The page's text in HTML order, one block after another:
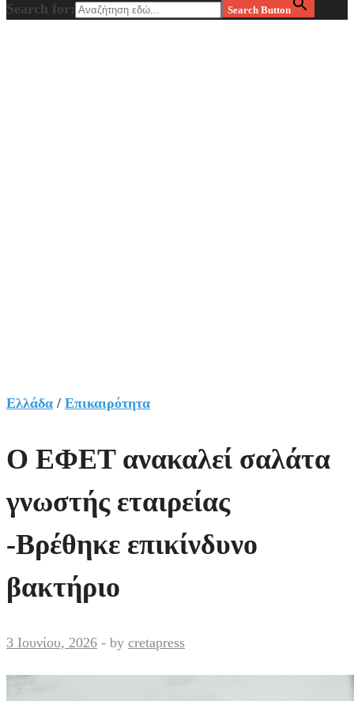
Search for: Search Button
Ελλάδα / Επικαιρότητα
Ο ΕΦΕΤ ανακαλεί σαλάτα
γνωστής εταιρείας
-Βρέθηκε επικίνδυνο
βακτήριο
3 Ιουνίου, 2026 - by cretapress